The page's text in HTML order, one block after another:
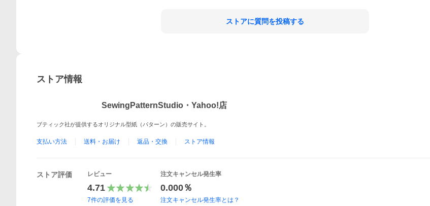
ストアに質問を投稿する
ストア情報
SewingPatternStudio・Yahoo!店
ブティック社が提供するオリジナル型紙（パターン）の販売サイト。
支払い方法 送料・お届け 返品・交換 ストア情報
ストア評価 レビュー
4.71
7件の評価を見る
注文キャンセル発生率
0.000％
注文キャンセル発生率とは？